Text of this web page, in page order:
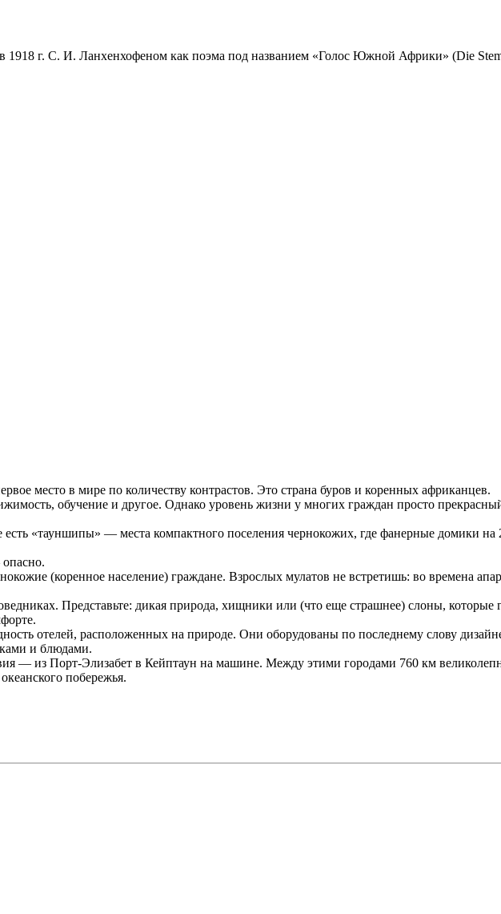
г. С. И. Ланхенхофеном как поэма под названием «Голос Южной Африки» (Die
место в мире по количеству контрастов. Это страна буров и коренных африканцев.
обучение и другое. Однако уровень жизни у многих граждан просто
«тауншипы» — места компактного поселения чернокожих, где фанерные домики на
(коренное население) граждане. Взрослых мулатов не встретишь: во времена
Представьте: дикая природа, хищники или (что еще страшнее) слоны, которые
отелей, расположенных на природе. Они оборудованы по последнему слову
и блюдами.
— из Порт-Элизабет в Кейптаун на машине. Между этими городами 760 км
побережья.